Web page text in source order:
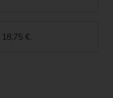
18,75 €.